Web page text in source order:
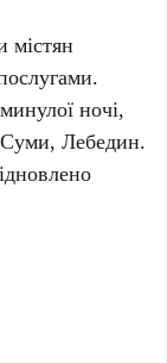
містян
ночі,
Лебедин.